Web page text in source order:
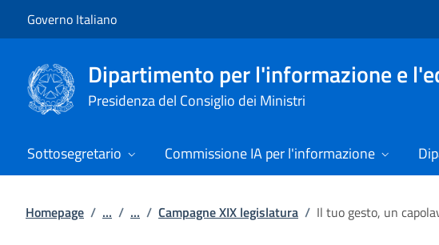
Governo Italiano
Dipartimento per l'informazione e
Presidenza del Consiglio dei Ministri
Sottosegretario Commissione IA per l'informazione
Homepage / ... / ... / Campagne XIX legislatura / Il tuo gesto, un